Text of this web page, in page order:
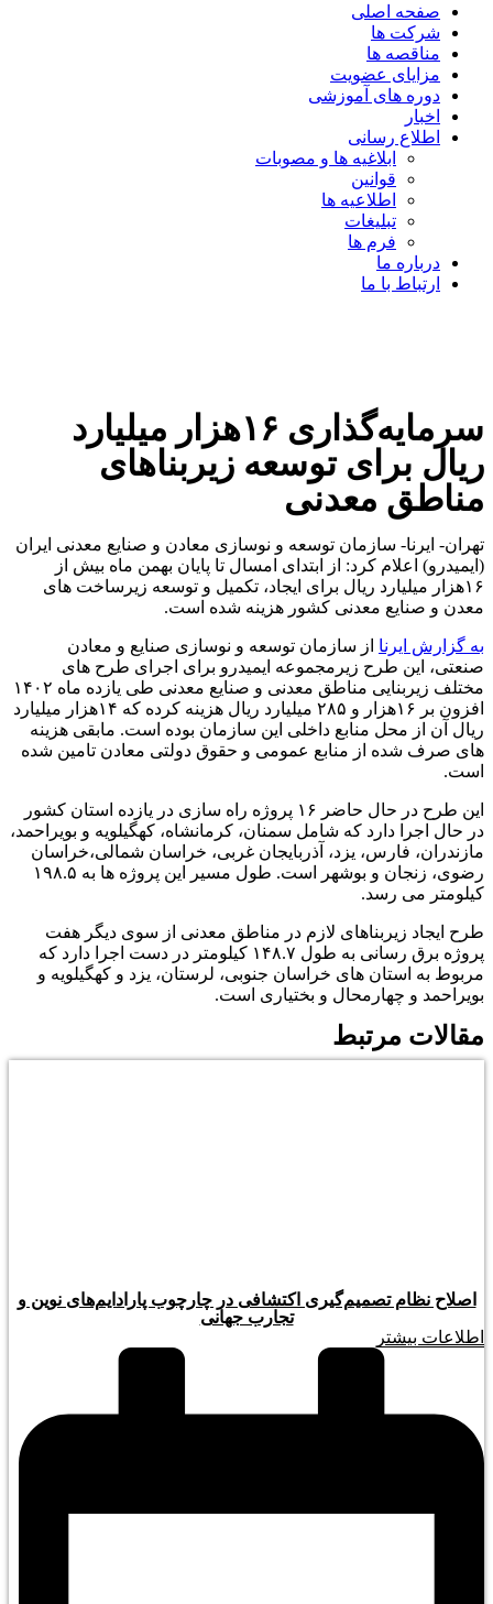
صفحه اصلی
شرکت ها
مناقصه ها
مزایای عضویت
دوره های آموزشی
اخبار
اطلاع رسانی
ابلاغیه ها و مصوبات
قوانین
اطلاعیه ها
تبلیغات
فرم ها
درباره ما
ارتباط با ما
سرمایه‌گذاری ۱۶هزار میلیارد
ریال برای توسعه زیربناهای
مناطق معدنی
تهران- ایرنا- سازمان توسعه و نوسازی معادن و صنایع معدنی ایران
(ایمیدرو) اعلام کرد: از ابتدای امسال تا پایان بهمن ماه بیش از
۱۶هزار میلیارد ریال برای ایجاد، تکمیل و توسعه زیرساخت های
معدن و صنایع معدنی کشور هزینه شده است.
به گزارش ایرنا از سازمان توسعه و نوسازی صنایع و معادن
صنعتی، این طرح زیرمجموعه ایمیدرو برای اجرای طرح های
مختلف زیربنایی مناطق معدنی و صنایع معدنی طی یازده ماه ۱۴۰۲
افزون بر ۱۶هزار و ۲۸۵ میلیارد ریال هزینه کرده که ۱۴هزار میلیارد
ریال آن از محل منابع داخلی این سازمان بوده است. مابقی هزینه
های صرف شده از منابع عمومی و حقوق دولتی معادن تامین شده
است.
این طرح در حال حاضر ۱۶ پروژه راه سازی در یازده استان کشور
در حال اجرا دارد که شامل سمنان، کرمانشاه، کهگیلویه و بویراحمد،
مازندران، فارس، یزد، آذربایجان غربی، خراسان شمالی،خراسان
رضوی، زنجان و بوشهر است. طول مسیر این پروژه ها به ۱۹۸.۵
کیلومتر می رسد.
طرح ایجاد زیربناهای لازم در مناطق معدنی از سوی دیگر هفت
پروژه برق رسانی به طول ۱۴۸.۷ کیلومتر در دست اجرا دارد که
مربوط به استان های خراسان جنوبی، لرستان، یزد و کهگیلویه و
بویراحمد و چهارمحال و بختیاری است.
مقالات مرتبط
اصلاح نظام تصمیم‌گیری اکتشافی در چارچوب پارادایم‌های نوین و
تجارب جهانی
اطلاعات بیشتر